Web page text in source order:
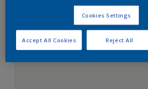
Le Blanc Parfait
Cookies Settings
Reject All
Accept All Cookies